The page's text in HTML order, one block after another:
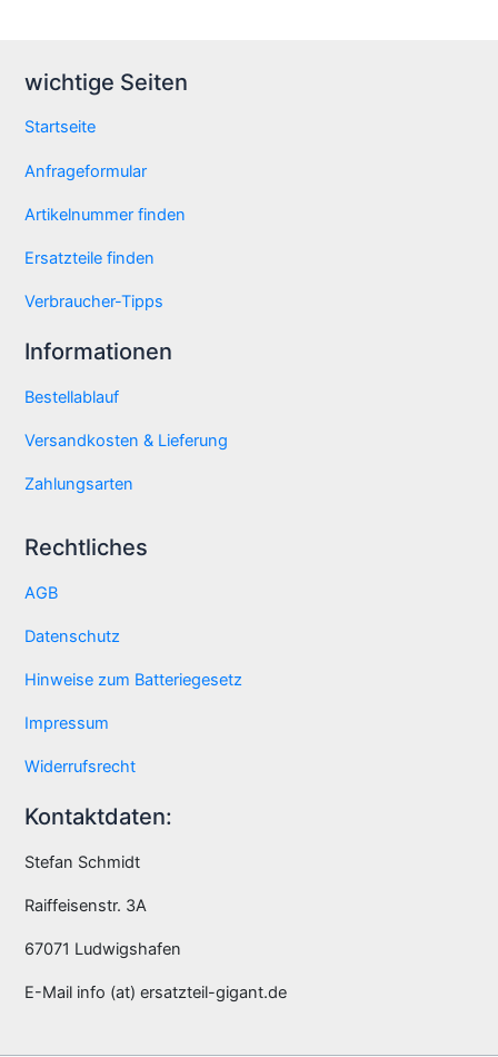
wichtige Seiten
Startseite
Anfrageformular
Artikelnummer finden
Ersatzteile finden
Verbraucher-Tipps
Informationen
Bestellablauf
Versandkosten & Lieferung
Zahlungsarten
Rechtliches
AGB
Datenschutz
Hinweise zum Batteriegesetz
Impressum
Widerrufsrecht
Kontaktdaten:
Stefan Schmidt
Raiffeisenstr. 3A
67071 Ludwigshafen
E-Mail info (at) ersatzteil-gigant.de